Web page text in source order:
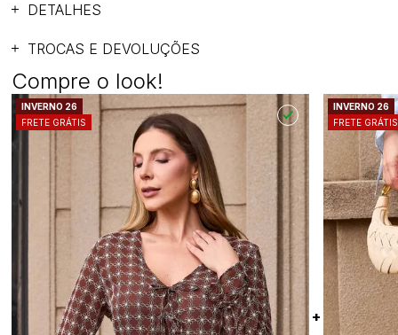
DETALHES
TROCAS E DEVOLUÇÕES
Compre o look!
FRETE GRÁTIS
INVERNO 26
FRETE GRÁTIS
INVERNO 26